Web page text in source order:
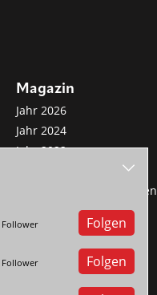
Magazin
Jahr 2026
Jahr 2024
Jahr 2022
Sonderveröffentlichungen
Follower Folgen
Follower Folgen